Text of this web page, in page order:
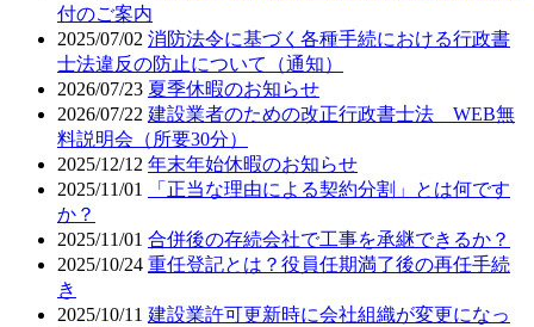
付のご案内
2025/07/02 消防法令に基づく各種手続における行政書
士法違反の防止について（通知）
2026/07/23 夏季休暇のお知らせ
2026/07/22 建設業者のための改正行政書士法 WEB無
料説明会（所要30分）
2025/12/12 年末年始休暇のお知らせ
2025/11/01
「正当な理由による契約分割」とは何です
か？
2025/11/01 合併後の存続会社で工事を承継できるか？
2025/10/24 重任登記とは？役員任期満了後の再任手続
き
2025/10/11 建設業許可更新時に会社組織が変更になっ